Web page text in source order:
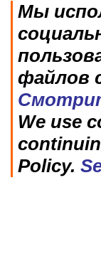
Мы
файлов
We use
Policy.